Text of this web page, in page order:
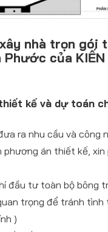
nhà trọn gói
của KIẾN
kế và dự toán
ra nhu cầu và công
phương án thiết kế, xin
đầu tư toàn bộ bông
trọng để tránh tình
)